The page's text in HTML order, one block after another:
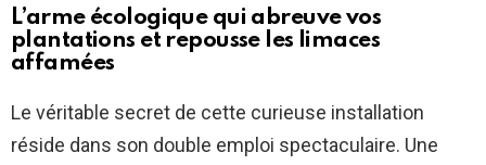
L’arme écologique qui abreuve vos
plantations et repousse les limaces
affamées
Le véritable secret de cette curieuse installation
réside dans son double emploi spectaculaire. Une